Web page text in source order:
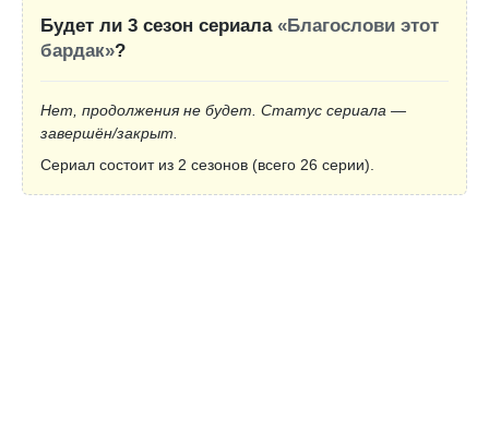
Будет ли 3 сезон сериала «Благослови этот
бардак»?
Нет, продолжения не будет. Статус сериала —
завершён/закрыт.
Сериал состоит из 2 сезонов (всего 26 серии).